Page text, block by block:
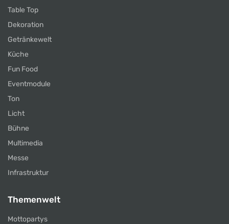
Table Top
Dekoration
Getränkewelt
Küche
Fun Food
Eventmodule
Ton
Licht
Bühne
Multimedia
Messe
Infrastruktur
Themenwelt
Mottopartys